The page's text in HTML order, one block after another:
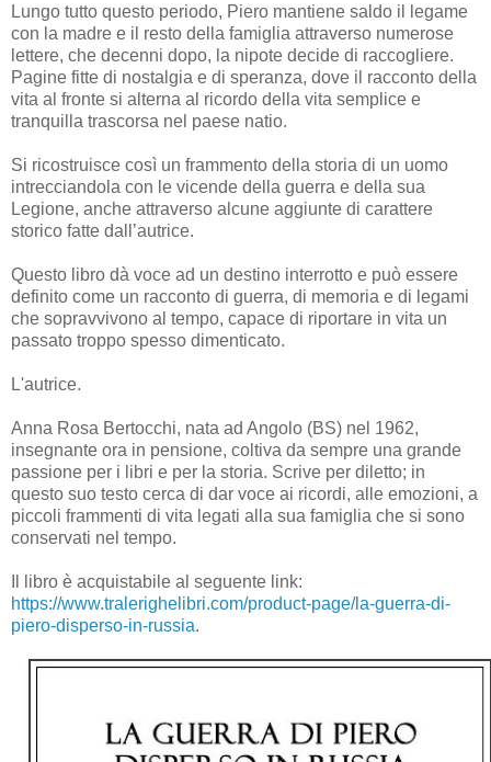
Lungo tutto questo periodo, Piero mantiene saldo il legame
con la madre e il resto della famiglia attraverso numerose
lettere, che decenni dopo, la nipote decide di raccogliere.
Pagine fitte di nostalgia e di speranza, dove il racconto della
vita al fronte si alterna al ricordo della vita semplice e
tranquilla trascorsa nel paese natio.
Si ricostruisce così un frammento della storia di un uomo
intrecciandola con le vicende della guerra e della sua
Legione, anche attraverso alcune aggiunte di carattere
storico fatte dall’autrice.
Questo libro dà voce ad un destino interrotto e può essere
definito come un racconto di guerra, di memoria e di legami
che sopravvivono al tempo, capace di riportare in vita un
passato troppo spesso dimenticato.
L'autrice.
Anna Rosa Bertocchi, nata ad Angolo (BS) nel 1962,
insegnante ora in pensione, coltiva da sempre una grande
passione per i libri e per la storia. Scrive per diletto; in
questo suo testo cerca di dar voce ai ricordi, alle emozioni, a
piccoli frammenti di vita legati alla sua famiglia che si sono
conservati nel tempo.
Il libro è acquistabile al seguente link:
https://www.tralerighelibri.com/product-page/la-guerra-di-
piero-disperso-in-russia.